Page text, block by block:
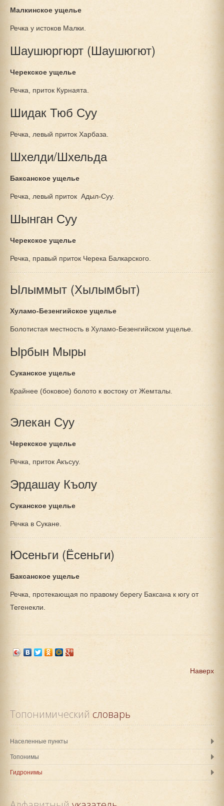
Малкинское ущелье
Речка у истоков Малки.
Шаушюргюрт (Шаушюгют)
Черекское ущелье
Речка, приток Курнаята.
Шидак Тюб Суу
Речка, левый приток Харбаза.
Шхелди/Шхельда
Баксанское ущелье
Речка, левый приток Адыл-Суу.
Шынган Суу
Черекское ущелье
Речка, правый приток Черека Балкарского.
Ылыммыт (Хылымбыт)
Хуламо-Безенгийское ущелье
Болотистая местность в Хуламо-Безенгийском ущелье.
Ырбын Мыры
Суканское ущелье
Крайнее (боковое) болото к востоку от Жемталы.
Элекан Суу
Черекское ущелье
Речка, приток Акъсуу.
Эрдашау Къолу
Суканское ущелье
Речка в Сукане.
Юсеньги (Ёсеньги)
Баксанское ущелье
Речка, протекающая по правому берегу Баксана к югу от
Тегенекли.
Наверх
Топонимический словарь
Населенные пункты
Топонимы
Гидронимы